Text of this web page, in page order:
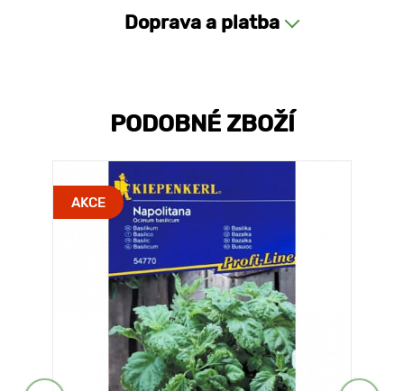
Doprava a platba
PODOBNÉ ZBOŽÍ
AKCE